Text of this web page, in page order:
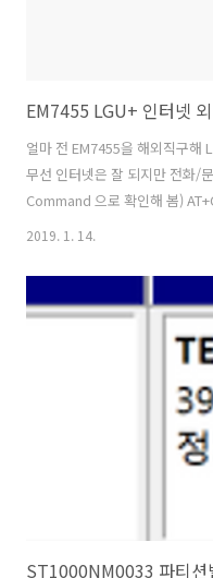
EM7455 LGU+ 인터넷
얼마 전 EM7455을 해외직구해
무선 인터넷은 잘 되지만 전화/
Command 으로 확인해 봄)
Registration denied 였습니다.
문의해 봤더니 해당 기기는 개
AT+CGDCONT?+CGDCONT:
2019. 1. 14.
ST1000NM0033 파티션